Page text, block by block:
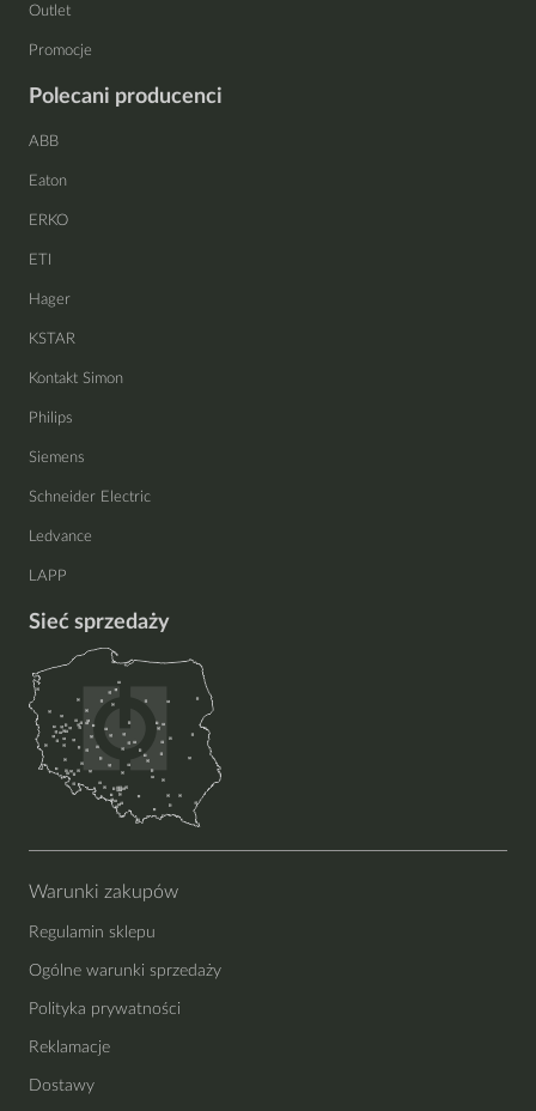
Outlet
Promocje
Polecani producenci
ABB
Eaton
ERKO
ETI
Hager
KSTAR
Kontakt Simon
Philips
Siemens
Schneider Electric
Ledvance
LAPP
Sieć sprzedaży
Warunki zakupów
Regulamin sklepu
Ogólne warunki sprzedaży
Polityka prywatności
Reklamacje
Dostawy